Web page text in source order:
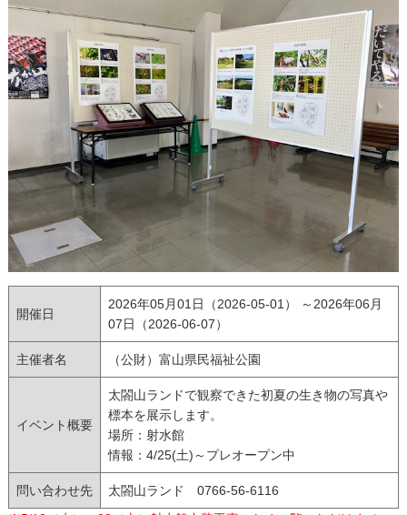
開催日
2026年05月01日（2026-05-01） ～2026年06月
07日（2026-06-07）
主催者名 （公財）富山県民福祉公園
イベント概要
太閤山ランドで観察できた初夏の生き物の写真や
標本を展示します。
場所：射水館
情報：4/25(土)～プレオープン中
問い合わせ先
太閤山ランド 0766-56-6116